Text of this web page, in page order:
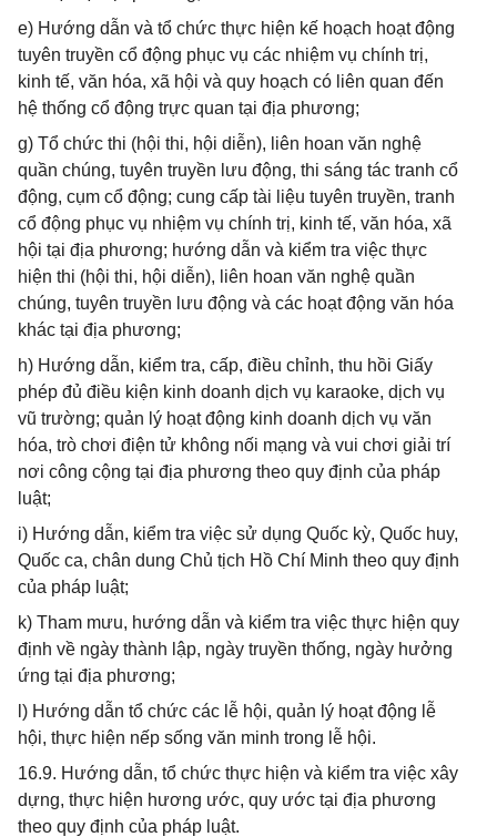
e) Hướng dẫn và tổ chức thực hiện kế hoạch hoạt động
tuyên truyền cổ động phục vụ các nhiệm vụ chính trị,
kinh tế, văn hóa, xã hội và quy hoạch có liên quan đến
hệ thống cổ động trực quan tại địa phương;
g) Tổ chức thi (hội thi, hội diễn), liên hoan văn nghệ
quần chúng, tuyên truyền lưu động, thi sáng tác tranh cổ
động, cụm cổ động; cung cấp tài liệu tuyên truyền, tranh
cổ động phục vụ nhiệm vụ chính trị, kinh tế, văn hóa, xã
hội tại địa phương; hướng dẫn và kiểm tra việc thực
hiện thi (hội thi, hội diễn), liên hoan văn nghệ quần
chúng, tuyên truyền lưu động và các hoạt động văn hóa
khác tại địa phương;
h) Hướng dẫn, kiểm tra, cấp, điều chỉnh, thu hồi Giấy
phép đủ điều kiện kinh doanh dịch vụ karaoke, dịch vụ
vũ trường; quản lý hoạt động kinh doanh dịch vụ văn
hóa, trò chơi điện tử không nối mạng và vui chơi giải trí
nơi công cộng tại địa phương theo quy định của pháp
luật;
i) Hướng dẫn, kiểm tra việc sử dụng Quốc kỳ, Quốc huy,
Quốc ca, chân dung Chủ tịch Hồ Chí Minh theo quy định
của pháp luật;
k) Tham mưu, hướng dẫn và kiểm tra việc thực hiện quy
định về ngày thành lập, ngày truyền thống, ngày hưởng
ứng tại địa phương;
l) Hướng dẫn tổ chức các lễ hội, quản lý hoạt động lễ
hội, thực hiện nếp sống văn minh trong lễ hội.
16.9. Hướng dẫn, tổ chức thực hiện và kiểm tra việc xây
dựng, thực hiện hương ước, quy ước tại địa phương
theo quy định của pháp luật.